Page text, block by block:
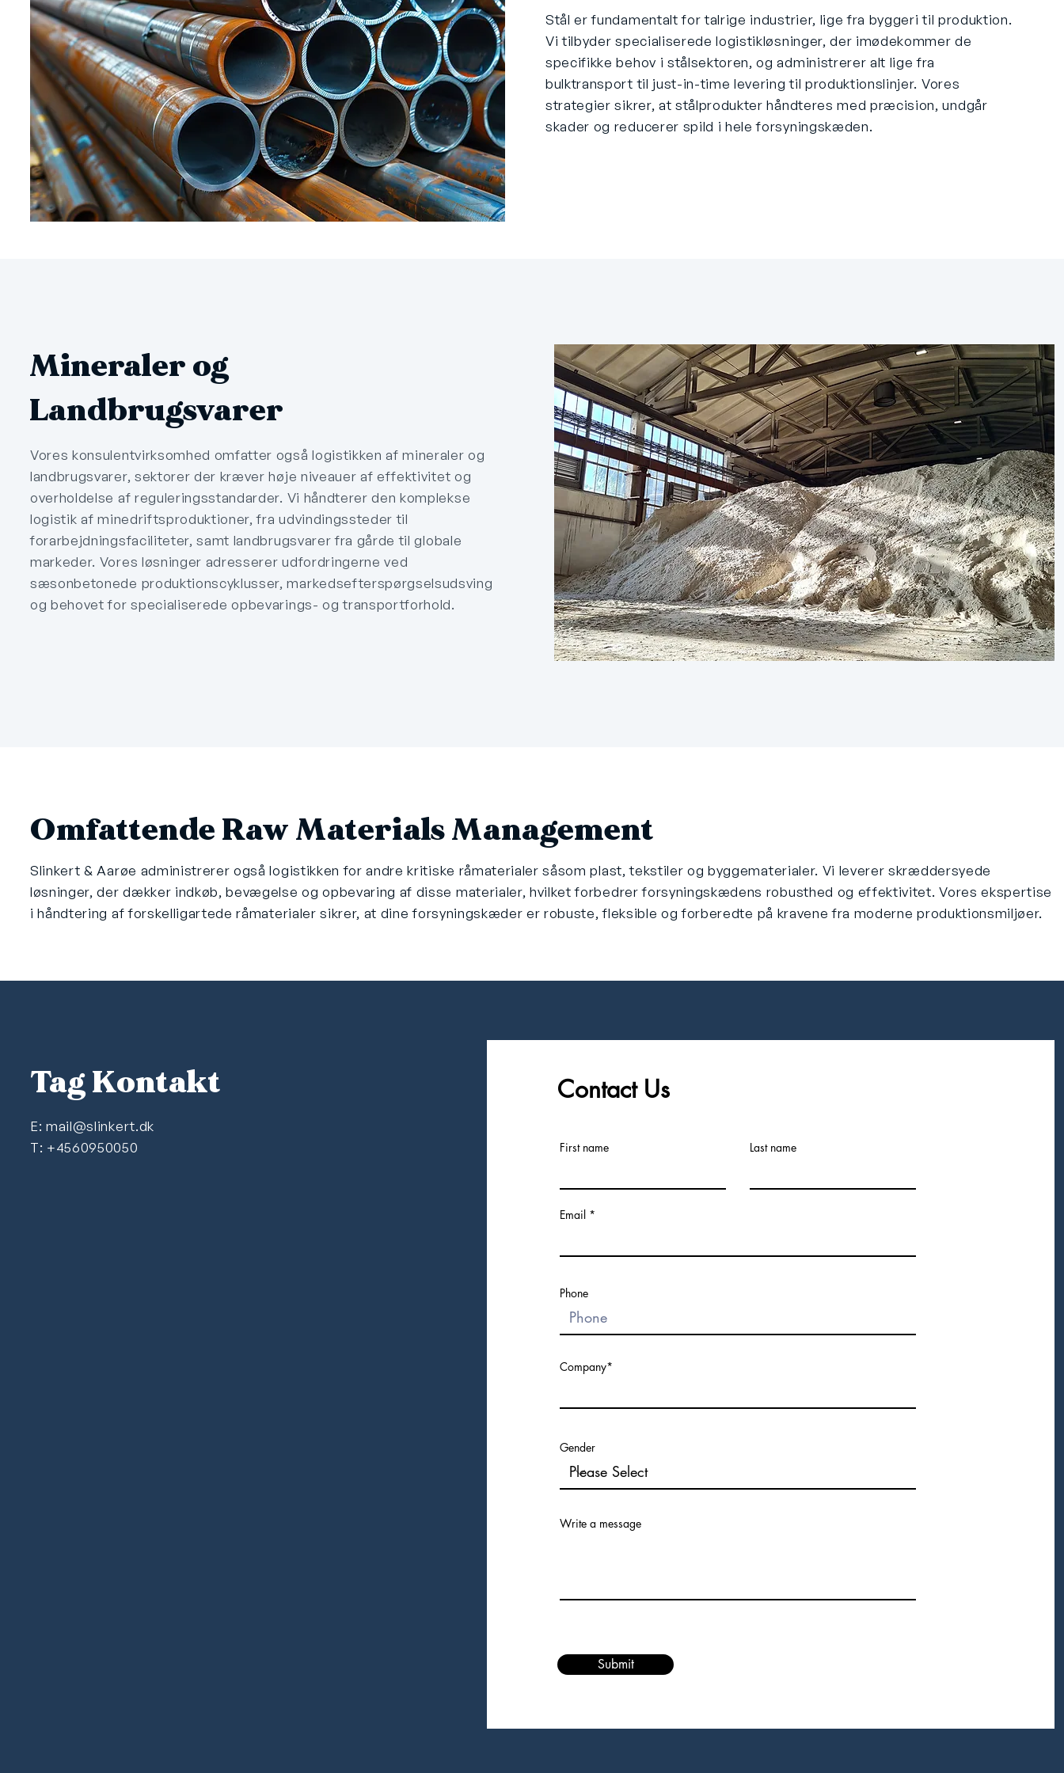
Stål er fundamentalt for talrige industrier, lige fra byggeri til produktion.
Vi tilbyder specialiserede logistikløsninger, der imødekommer de
specifikke behov i stålsektoren, og administrerer alt lige fra
bulktransport til just-in-time levering til produktionslinjer. Vores
strategier sikrer, at stålprodukter håndteres med præcision, undgår
skader og reducerer spild i hele forsyningskæden.
Mineraler og
Landbrugsvarer
Vores konsulentvirksomhed omfatter også logistikken af mineraler og
landbrugsvarer, sektorer der kræver høje niveauer af effektivitet og
overholdelse af reguleringsstandarder. Vi håndterer den komplekse
logistik af minedriftsproduktioner, fra udvindingssteder til
forarbejdningsfaciliteter, samt landbrugsvarer fra gårde til globale
markeder. Vores løsninger adresserer udfordringerne ved
sæsonbetonede produktionscyklusser, markedsefterspørgselsudsving
og behovet for specialiserede opbevarings- og transportforhold.
Omfattende Raw Materials Management
Slinkert & Aarøe administrerer også logistikken for andre kritiske råmaterialer såsom plast, tekstiler og byggematerialer. Vi leverer skræddersyede
løsninger, der dækker indkøb, bevægelse og opbevaring af disse materialer, hvilket forbedrer forsyningskædens robusthed og effektivitet. Vores ekspertise
i håndtering af forskelligartede råmaterialer sikrer, at dine forsyningskæder er robuste, fleksible og forberedte på kravene fra moderne produktionsmiljøer.
Tag Kontakt
E:mail@slinkert.dk
T: +4560950050
Contact Us
First name Last name
Email
Phone
Company*
Gender
Write a message
Submit